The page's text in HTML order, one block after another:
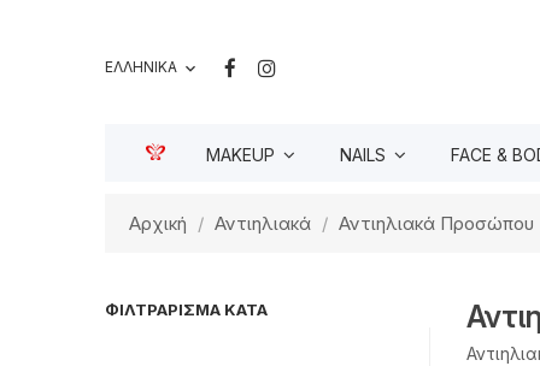
ΕΛΛΗΝΙΚΆ 
MAKEUP NAILS FACE &
Αρχική Αντιηλιακά Αντιηλιακά Προσώπου
ΦΙΛΤΡΆΡΙΣΜΑ ΚΑΤΆ